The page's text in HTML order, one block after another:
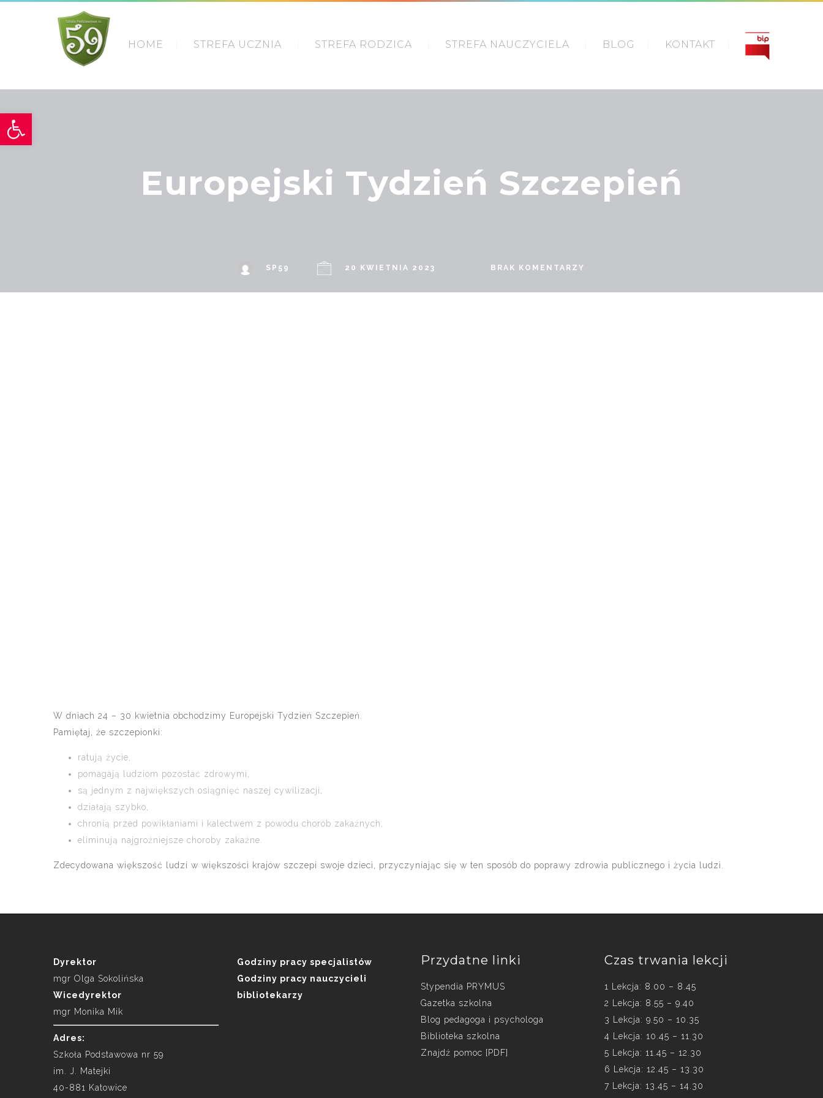
Otwórz pasek narzędzi
HOME STREFA UCZNIA STREFA RODZICA STREFA NAUCZYCIELA BLOG KONTAKT
Europejski Tydzień Szczepień
SP59 20 KWIETNIA 2023 BRAK KOMENTARZY
W dniach 24 – 30 kwietnia obchodzimy Europejski Tydzień Szczepień.
Pamiętaj, że szczepionki:
ratują życie,
pomagają ludziom pozostać zdrowymi,
są jednym z największych osiągnięć naszej cywilizacji,
działają szybko,
chronią przed powikłaniami i kalectwem z powodu chorób zakaźnych,
eliminują najgroźniejsze choroby zakaźne.
Zdecydowana większość ludzi w większości krajów szczepi swoje dzieci, przyczyniając się w ten sposób do poprawy zdrowia publicznego i życia ludzi.
Dyrektor
mgr Olga Sokolińska
Wicedyrektor
mgr Monika Mik
Adres:
Szkoła Podstawowa nr 59
im. J. Matejki
40-881 Katowice
Godziny pracy specjalistów
Godziny pracy nauczycieli
bibliotekarzy
Przydatne linki
Stypendia PRYMUS
Gazetka szkolna
Blog pedagoga i psychologa
Biblioteka szkolna
Znajdź pomoc [PDF]
Czas trwania lekcji
1 Lekcja: 8.00 – 8.45
2 Lekcja: 8.55 – 9.40
3 Lekcja: 9.50 – 10.35
4 Lekcja: 10.45 – 11.30
5 Lekcja: 11.45 – 12.30
6 Lekcja: 12.45 – 13.30
7 Lekcja: 13.45 – 14.30